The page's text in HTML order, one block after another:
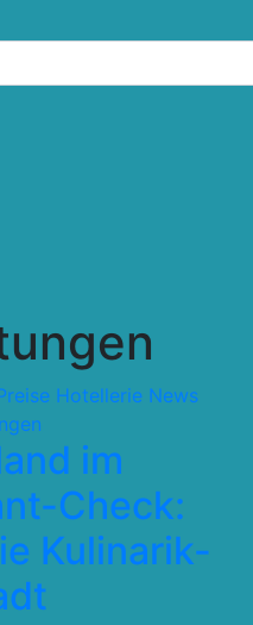
Hotellerie News
im
Check:
Kulinarik-